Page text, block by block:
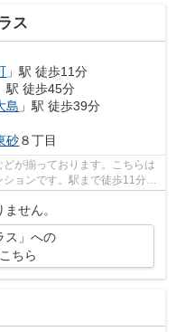
ス
」駅 徒歩11分
駅 徒歩45分
島 」駅 徒歩39分
砂８丁目
が揃っております。こちらは
ョンです。駅まで徒歩11分の
せん。
ス」への
ちら